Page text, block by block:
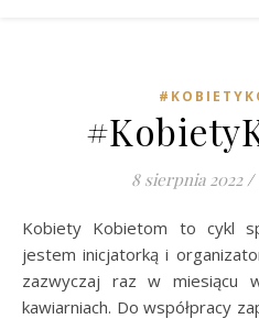
8 sierpnia 2022 /
Kobiety Kobietom to cykl spotkań dla kobiet, których
jestem inicjatorką i
zazwyczaj raz w miesiącu
kawiarniach. Do współpracy